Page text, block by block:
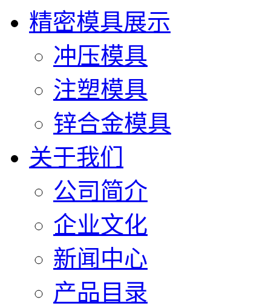
精密模具展示
冲压模具
注塑模具
锌合金模具
关于我们
公司简介
企业文化
新闻中心
产品目录